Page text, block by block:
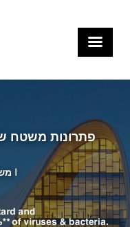
פתרונות משטח